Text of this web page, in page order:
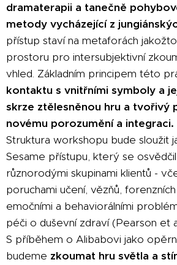
dramaterapii a tanečně
metody vycházející z
přístup staví na metaforách
prostoru pro intersubjektivní
vhled. Základním principem této
kontaktu s vnitřními symboly a
skrze ztělesněnou hru a tvořivý
novému porozumění a integraci.
Struktura workshopu bude sloužit
Sesame přístupu, který se
různorodými skupinami klientů -
poruchami učení, vězňů,
emočními a behaviorálními
péči o duševní zdraví (Pearson et
S příběhem o Alibabovi jako
budeme zkoumat hru světla a